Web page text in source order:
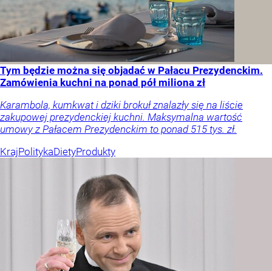
Tym będzie można się objadać w Pałacu Prezydenckim.
Zamówienia kuchni na ponad pół miliona zł
Karambola, kumkwat i dziki brokuł znalazły się na liście
zakupowej prezydenckiej kuchni. Maksymalna wartość
umowy z Pałacem Prezydenckim to ponad 515 tys. zł.
KrajPolitykaDietyProdukty